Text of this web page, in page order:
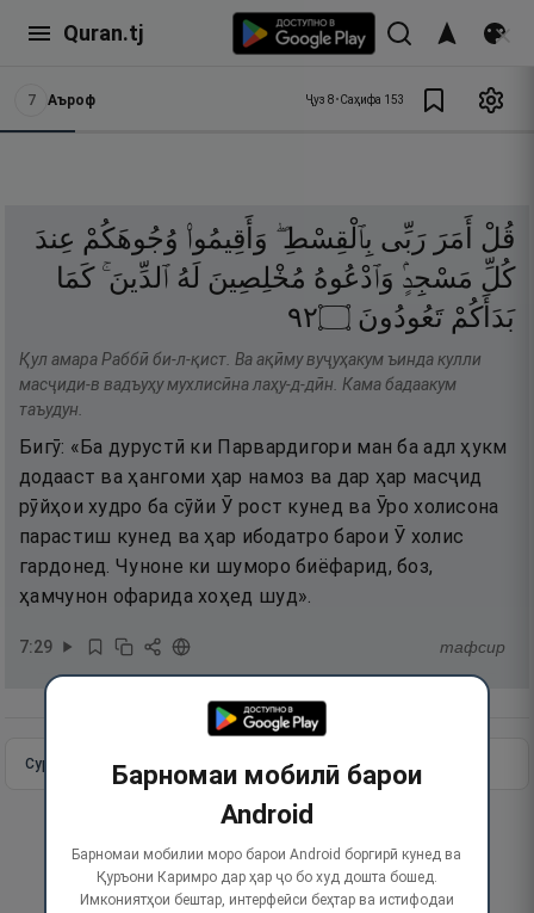
Quran.tj
7 Аъроф Ҷуз 8•Саҳифа 153
قُلْ أَمَرَ رَبِّى بِٱلْقِسْطِ ۖ وَأَقِيمُوا۟ وُجُوهَكُمْ عِندَ
كُلِّ مَسْجِدٍۢ وَٱدْعُوهُ مُخْلِصِينَ لَهُ ٱلدِّينَ ۚ كَمَا
بَدَأَكُمْ تَعُودُونَ ۝٢٩
Қул амара Раббӣ би-л-қист. Ва ақӣму вуҷуҳакум ъинда кулли
масҷиди-в вадъуҳу мухлисӣна лаҳу-д-дӣн. Кама бадаакум
таъудун.
Бигӯ: «Ба дурустӣ ки Парвардигори ман ба адл ҳукм
додааст ва ҳангоми ҳар намоз ва дар ҳар масҷид
рӯйҳои худро ба сӯйи Ӯ рост кунед ва Ӯро холисона
парастиш кунед ва ҳар ибодатро барои Ӯ холис
гардонед. Чуноне ки шуморо биёфарид, боз,
ҳамчунон офарида хоҳед шуд».
7:29 тафсир
Сураи пурра Идома додан
Барномаи мобилӣ барои
Android
Барномаи мобилии моро барои Android боргирӣ кунед ва
Қуръони Каримро дар ҳар ҷо бо худ дошта бошед.
Имкониятҳои бештар, интерфейси беҳтар ва истифодаи